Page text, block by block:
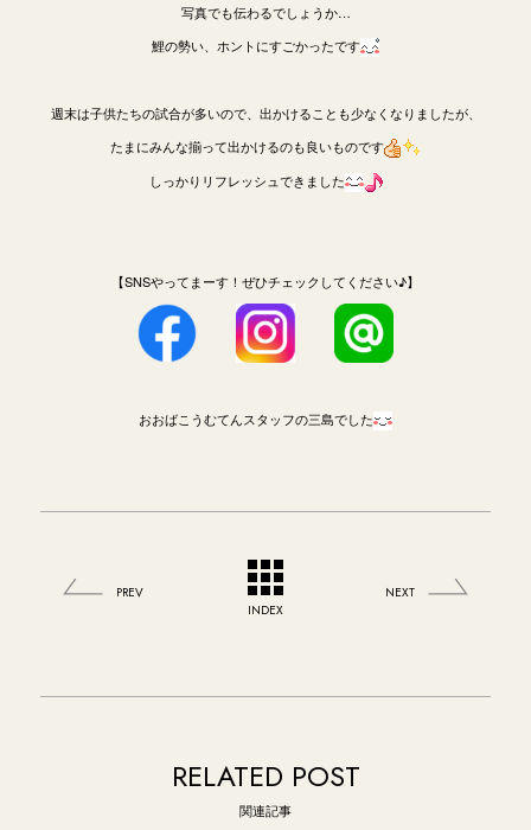
写真でも伝わるでしょうか…
鯉の勢い、ホントにすごかったです
週末は子供たちの試合が多いので、出かけることも少なくなりましたが、
たまにみんな揃って出かけるのも良いものです
しっかりリフレッシュできました
【SNSやってまーす！ぜひチェックしてください♪】
おおばこうむてんスタッフの三島でした
PREV
INDEX
NEXT
RELATED POST
関連記事